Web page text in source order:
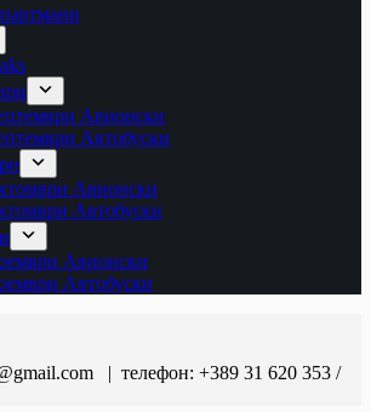
Авионски
Автобуски
Авионски
Автобуски
Авионски
Автобуски
| телефон: +389 31 620 353 /